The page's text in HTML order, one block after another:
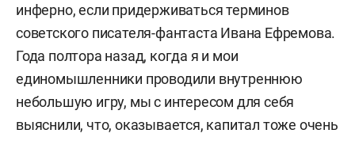
инферно, если придерживаться терминов
советского писателя-фантаста Ивана Ефремова.
Года полтора назад, когда я и мои
единомышленники проводили внутреннюю
небольшую игру, мы с интересом для себя
выяснили, что, оказывается, капитал тоже очень